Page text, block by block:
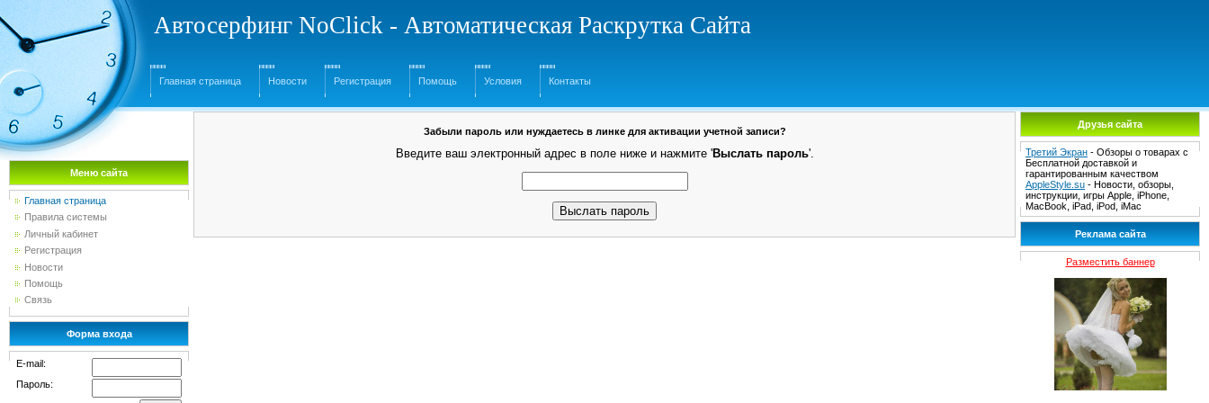
Автосерфинг NoClick - Автоматическая Раскрутка Сайта
Главная страница Новости Регистрация Помощь Условия Контакты
Меню сайта
Главная страница
Правила системы
Личный кабинет
Регистрация
Новости
Помощь
Связь
Форма входа
E-mail:
Пароль:
Забыли пароль или нуждаетесь в линке для активации учетной записи?
Введите ваш электронный адрес в поле ниже и нажмите 'Выслать пароль'.
Друзья сайта
Третий Экран - Обзоры о товарах с
Бесплатной доставкой и
гарантированным качеством
AppleStyle.su - Новости, обзоры,
инструкции, игры Apple, iPhone,
MacBook, iPad, iPod, iMac
Реклама сайта
Разместить баннер